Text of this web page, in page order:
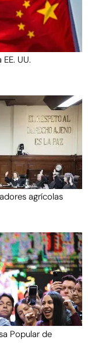
UU.
agrícolas
Popular de